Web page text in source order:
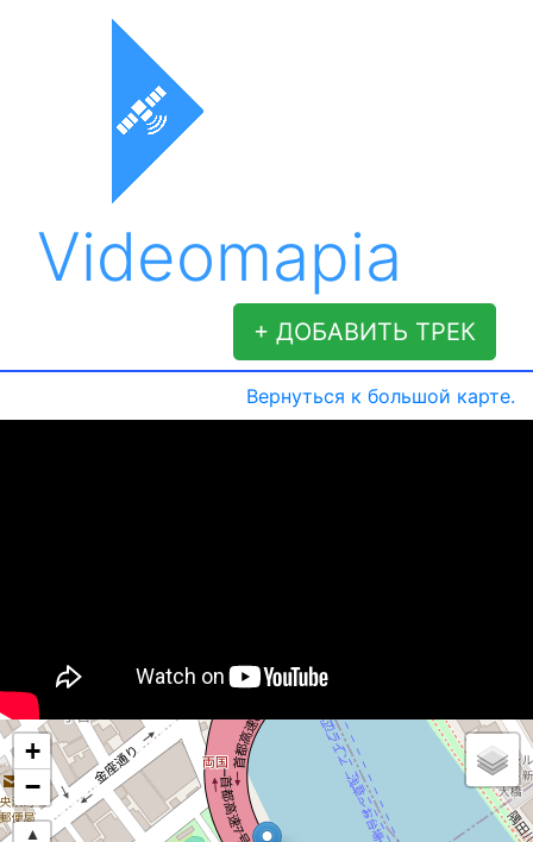
Videomapia
+ ДОБАВИТЬ ТРЕК
Вернуться к большой карте.
+
−